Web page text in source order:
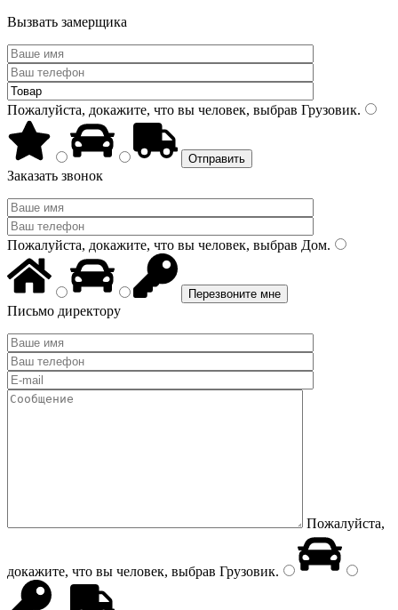
Вызвать замерщика
Пожалуйста, докажите, что вы человек, выбрав Грузовик.
Заказать звонок
Пожалуйста, докажите, что вы человек, выбрав Дом.
Письмо директору
Пожалуйста,
докажите, что вы человек, выбрав Грузовик.